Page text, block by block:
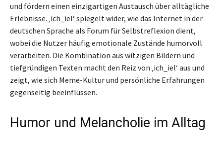
und fördern einen einzigartigen Austausch über alltägliche
Erlebnisse. ‚ich_iel‘ spiegelt wider, wie das Internet in der
deutschen Sprache als Forum für Selbstreflexion dient,
wobei die Nutzer häufig emotionale Zustände humorvoll
verarbeiten. Die Kombination aus witzigen Bildern und
tiefgründigen Texten macht den Reiz von ‚ich_iel‘ aus und
zeigt, wie sich Meme-Kultur und persönliche Erfahrungen
gegenseitig beeinflussen.
Humor und Melancholie im Alltag